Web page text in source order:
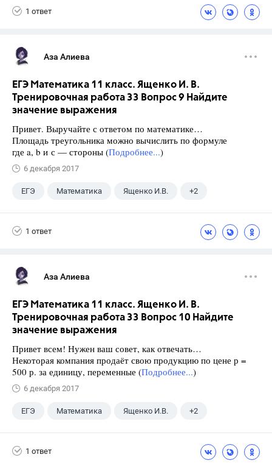
1 ответ
Аза Алиева
ЕГЭ Математика 11 класс. Ященко И. В.
Тренировочная работа 33 Вопрос 9 Найдите
значение выражения
Привет. Выручайте с ответом по математике…
Площадь треугольника можно вычислить по формуле
где a, b и с — стороны (Подробнее...)
6 декабря 2017
ЕГЭ Математика Ященко И.В. +2
1 ответ
Аза Алиева
ЕГЭ Математика 11 класс. Ященко И. В.
Тренировочная работа 33 Вопрос 10 Найдите
значение выражения
Привет всем! Нужен ваш совет, как отвечать…
Некоторая компания продаёт свою продукцию по цене р =
500 р. за единицу, переменные (Подробнее...)
6 декабря 2017
ЕГЭ Математика Ященко И.В. +2
1 ответ